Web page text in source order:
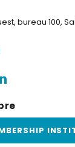
bureau 100,